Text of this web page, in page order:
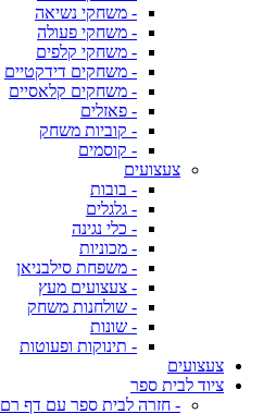
- משחקי נשיאה
- משחקי פעולה
- משחקי קלפים
- משחקים דידקטיים
- משחקים קלאסיים
- פאזלים
- קוביות משחק
- קוסמים
צעצועים
- בובות
- גלגלים
- כלי נגינה
- מכוניות
- משפחת סילבניאן
- צעצועים מעץ
- שולחנות משחק
- שונות
- תינוקות ופעוטות
צעצועים
ציוד לבית ספר
- חזרה לבית ספר עם דף רם